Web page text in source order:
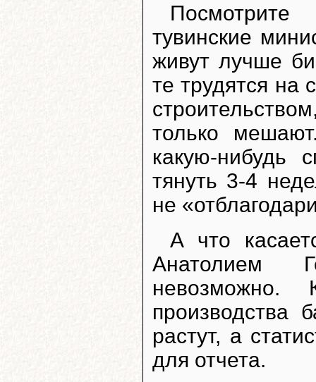
тувинские
живут лучше
те трудятся на
только
какую-нибудь
тянуть 3-4
не
А что
Анатолием
невозможно.
производства
растут, а
для отчета.